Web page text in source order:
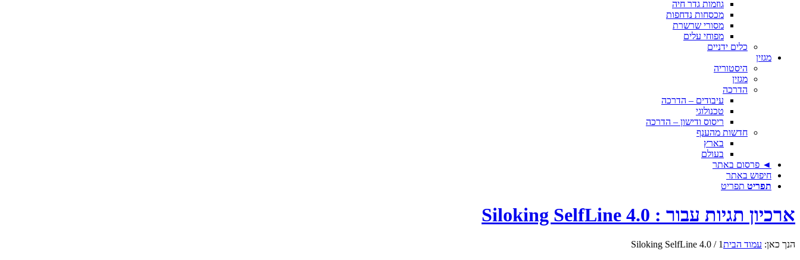
גוזמות גדר חיה
מכסחות נדחפות
מסורי שרשרת
מפוחי עלים
כלים ידניים
מגזין
היסטוריה
מגזין
הדרכה
עיבודים – הדרכה
טכנולוגי
ריסוס ודישון – הדרכה
חדשות מהענף
בארץ
בעולם
◄ פרסום באתר
חיפוש באתר
תפריט תפריט
ארכיון תגיות עבור : Siloking SelfLine 4.0
הנך כאן: עמוד הבית1
/
Siloking SelfLine 4.0